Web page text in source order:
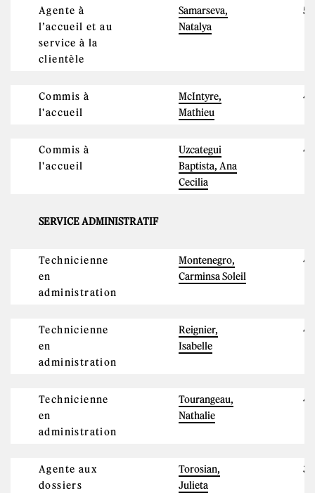
Agente à
l’accueil et au
service à la
clientèle
Samarseva,
Natalya
Commis à
l'accueil
McIntyre,
Mathieu
Commis à
l'accueil
Uzcategui
Baptista, Ana
Cecilia
SERVICE ADMINISTRATIF
Technicienne
en
administration
Montenegro,
Carminsa Soleil
Technicienne
en
administration
Reignier,
Isabelle
Technicienne
en
administration
Tourangeau,
Nathalie
Agente aux
dossiers
Torosian,
Julieta